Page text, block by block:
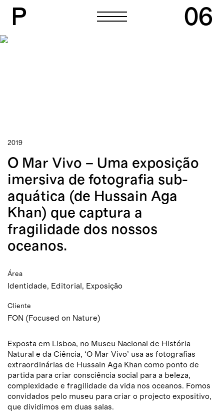
P 06
P 06
2019
O Mar Vivo – Uma exposição
imersiva de fotografia sub-
aquática (de Hussain Aga
Khan) que captura a
fragilidade dos nossos
oceanos.
Área
Identidade, Editorial, Exposição
Cliente
FON (Focused on Nature)
Exposta em Lisboa, no Museu Nacional de História
Natural e da Ciência, ‘O Mar Vivo’ usa as fotografias
extraordinárias de Hussain Aga Khan como ponto de
partida para criar consciência social para a beleza,
complexidade e fragilidade da vida nos oceanos. Fomos
convidados pelo museu para criar o projecto expositivo,
que dividimos em duas salas.